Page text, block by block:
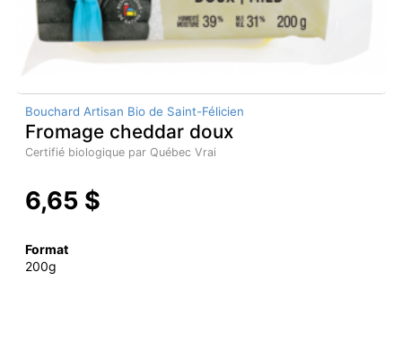
Bouchard Artisan Bio de Saint-Félicien
Fromage cheddar doux
Certifié biologique par Québec Vrai
6,65 $
Format
200g